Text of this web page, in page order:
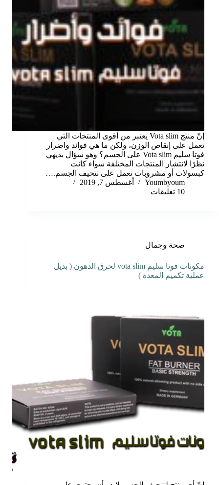
إنّ منتج Vota slim يعتبر من أقوى المنتجات التي
تعمل على إنقاص الوزن، ولكن ما هي فوائد واضرار
فوتا سليم Vota slim على الجسم؟ وهو سؤال بديهي
نظرًا لانتشار المنتجات المختلفة سواء كانت
كبسولات أو مشروبات تعمل على تنحيف الجسم.…
Youmbyoum
أغسطس 7, 2019
10 تعليقات
صحة وجمال
مكونات فوتا سليم vota slim لحرق الدهون ( بديل
عملية تكميم المعدة )